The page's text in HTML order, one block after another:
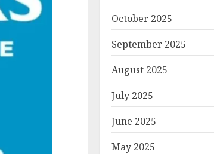
October 2025
September 2025
August 2025
July 2025
June 2025
May 2025